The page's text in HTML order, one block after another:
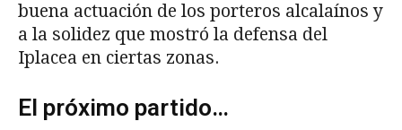
buena actuación de los porteros alcalaínos y
a la solidez que mostró la defensa del
Iplacea en ciertas zonas.
El próximo partido…